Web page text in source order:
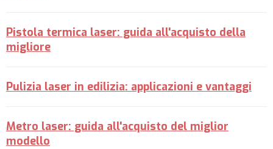
Pistola termica laser: guida all'acquisto della
migliore
Pulizia laser in edilizia: applicazioni e vantaggi
Metro laser: guida all'acquisto del miglior
modello